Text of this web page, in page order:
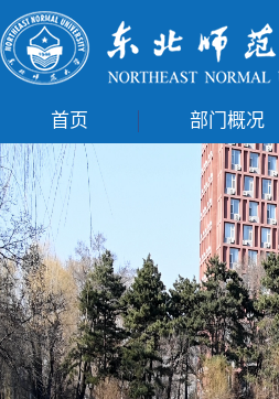
首页 部门概况